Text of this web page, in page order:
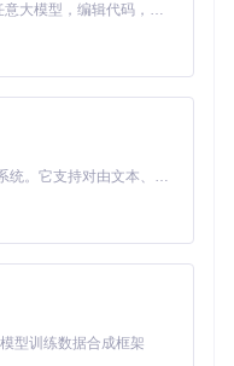
Claude Code 的开源替代方案。连接任意大模型，编辑代码，运行命令，自动验证 — 全自动执行。用 Rust 构建，极致性能。 ｜ An open-source alternative to Claude Code. Connect any LLM, edit code, run commands, and verify changes — autonomously. Built in Rust for speed. Get Started
MiniMax H3 是一个通用的全模态生成系统。它支持对由文本、图像、视频和音频组成的多模态上下文进行统一理解，并能生成分辨率高达 2K、时长可达 15 秒的带原生立体声音频的视频。得益于面向任务泛化的系统设计，H3 在预训练阶段就已具备广泛的多模态上下文理解与生成能力，能够出色地执行复杂的多模态指令。
型训练数据合成框架